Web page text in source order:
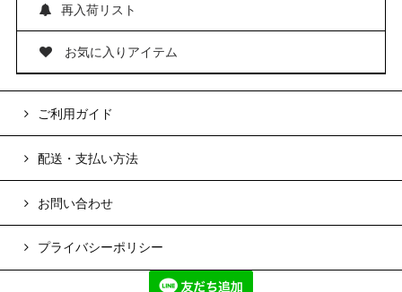
再入荷リスト
お気に入りアイテム
ご利用ガイド
配送・支払い方法
お問い合わせ
プライバシーポリシー